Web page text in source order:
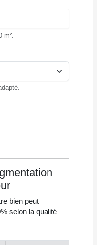
m².
bien peut
selon la qualité